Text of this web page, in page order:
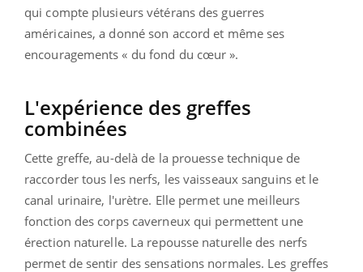
qui compte plusieurs vétérans des guerres
américaines, a donné son accord et même ses
encouragements « du fond du cœur ».
L'expérience des greffes
combinées
Cette greffe, au-delà de la prouesse technique de
raccorder tous les nerfs, les vaisseaux sanguins et le
canal urinaire, l'urètre. Elle permet une meilleurs
fonction des corps caverneux qui permettent une
érection naturelle. La repousse naturelle des nerfs
permet de sentir des sensations normales. Les greffes